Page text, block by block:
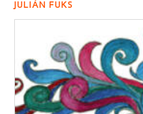
JULIÁN FUKS